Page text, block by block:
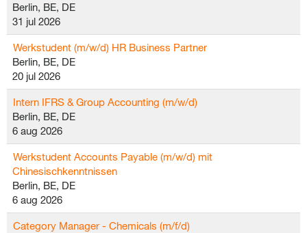
Berlin, BE, DE
31 jul 2026
Werkstudent (m/w/d) HR Business Partner
Berlin, BE, DE
20 jul 2026
Intern IFRS & Group Accounting (m/w/d)
Berlin, BE, DE
6 aug 2026
Werkstudent Accounts Payable (m/w/d) mit
Chinesischkenntnissen
Berlin, BE, DE
6 aug 2026
Category Manager - Chemicals (m/f/d)